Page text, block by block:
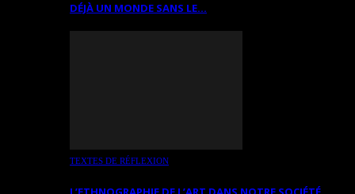
DÉJÀ UN MONDE SANS LE…
TEXTES DE RÉFLEXION